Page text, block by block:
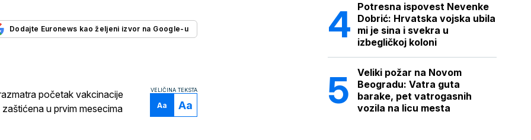
Dodajte Euronews kao željeni izvor na Google-u
VELIČINA TEKSTA
Aa Aa
početak vakcinacije
u prvim mesecima
Potresna ispovest Nevenke
Dobrić: Hrvatska vojska ubila
mi je sina i svekra u
izbegličkoj koloni
Veliki požar na Novom
Beogradu: Vatra guta
barake, pet vatrogasnih
vozila na licu mesta